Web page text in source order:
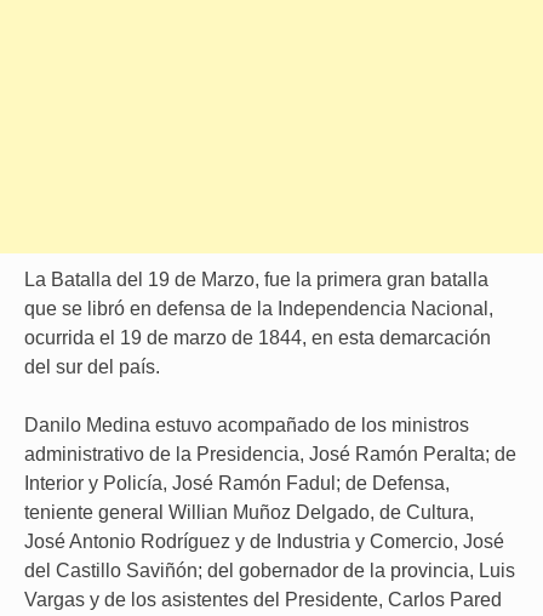
La Batalla del 19 de Marzo, fue la primera gran batalla
que se libró en defensa de la Independencia Nacional,
ocurrida el 19 de marzo de 1844, en esta demarcación
del sur del país.
Danilo Medina estuvo acompañado de los ministros
administrativo de la Presidencia, José Ramón Peralta; de
Interior y Policía, José Ramón Fadul; de Defensa,
teniente general Willian Muñoz Delgado, de Cultura,
José Antonio Rodríguez y de Industria y Comercio, José
del Castillo Saviñón; del gobernador de la provincia, Luis
Vargas y de los asistentes del Presidente, Carlos Pared